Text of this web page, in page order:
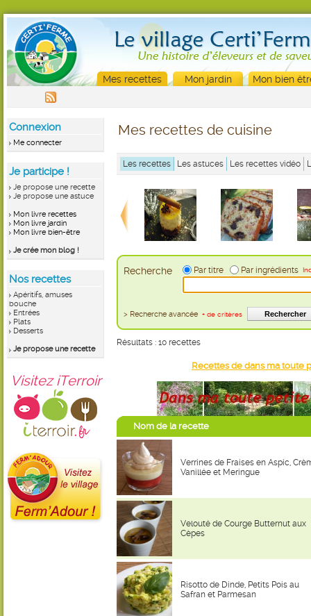
Mes recettes Mon jardin Mon bien
Connexion
Me connecter
Je participe !
Je propose une recette
Je propose une astuce
Mon livre recettes
Mon livre jardin
Mon livre bien-être
Je crée mon blog !
Nos recettes
Apéritifs, amuses
bouche
Entrées
Plats
Desserts
Je propose une recette
Visitez iTerroir
Mes recettes de cuisine
Les recettes Les astuces Les recettes vidéo
Recherche Par titre Par ingrédients
> Recherche avancée + de critères
Résultats : 10 recettes
Recettes de dans ma toute
Nom de la recette
Verrines de Fraises en Aspic,
Vanillée et Meringue
Velouté de Courge Butternut aux
Cèpes
Risotto de Dinde, Petits Pois au
Safran et Parmesan